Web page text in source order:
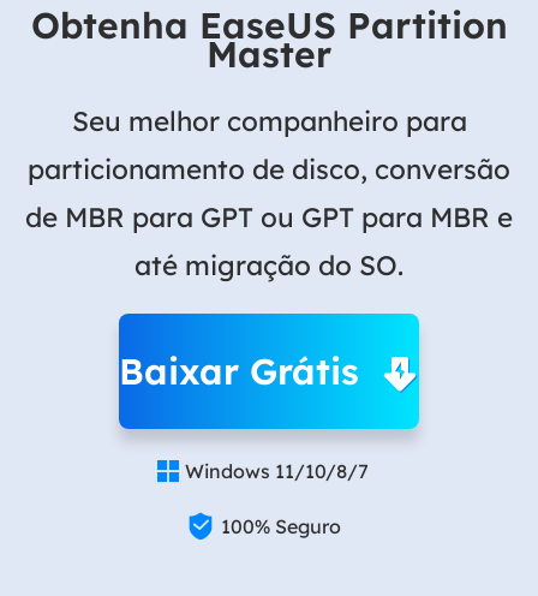
Obtenha EaseUS Partition
Master
Seu melhor companheiro para
particionamento de disco, conversão
de MBR para GPT ou GPT para MBR e
até migração do SO.
Baixar Grátis
 Windows 11/10/8/7
 100% Seguro